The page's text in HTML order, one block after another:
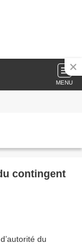
MENU
contingent